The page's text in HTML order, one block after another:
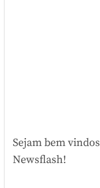
Sejam bem
Newsflash!